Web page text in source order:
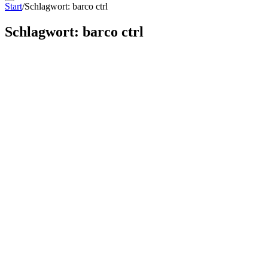
Start/Schlagwort: barco ctrl
Schlagwort: barco ctrl